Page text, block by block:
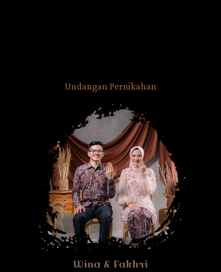
Wina
Fakhri
0
Hari
0
Jam
0
Menit
0
Detik
SABTU
09 | 07 | 2022
Wina & Fakhri